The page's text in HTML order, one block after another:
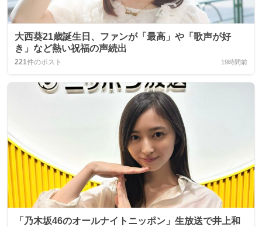
大西葵21歳誕生日、ファンが「最高」や「歌声が好
き」など熱い祝福の声続出
221件のポスト 19時間前
「乃木坂46のオールナイトニッポン」生放送で井上和